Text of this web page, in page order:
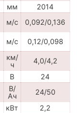
мм
2014
м/с
0,092/0,136
м/с
0,12/0,098
км/
ч
4,0/4,2
В
24
В/
Ач
24/50
кВт
2,2